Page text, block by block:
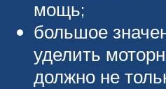
мощь;
большое
уделить
должно не